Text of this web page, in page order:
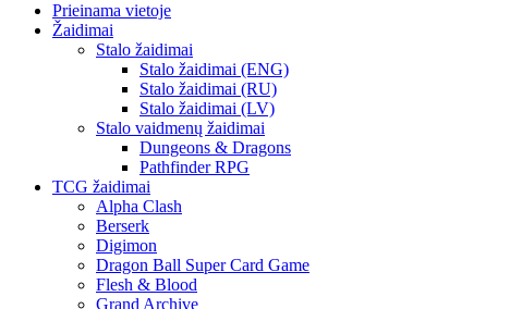
Prieinama vietoje
Žaidimai
Stalo žaidimai
Stalo žaidimai (ENG)
Stalo žaidimai (RU)
Stalo žaidimai (LV)
Stalo vaidmenų žaidimai
Dungeons & Dragons
Pathfinder RPG
TCG žaidimai
Alpha Clash
Berserk
Digimon
Dragon Ball Super Card Game
Flesh & Blood
Grand Archive